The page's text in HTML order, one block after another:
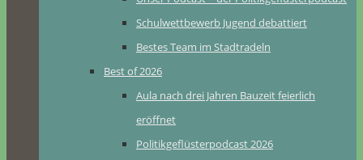
Schulwettbewerb Jugend debattiert
Bestes Team im Stadtradeln
Best of 2026
Aula nach drei Jahren Bauzeit feierlich
eröffnet
Politikgeflüsterpodcast 2026